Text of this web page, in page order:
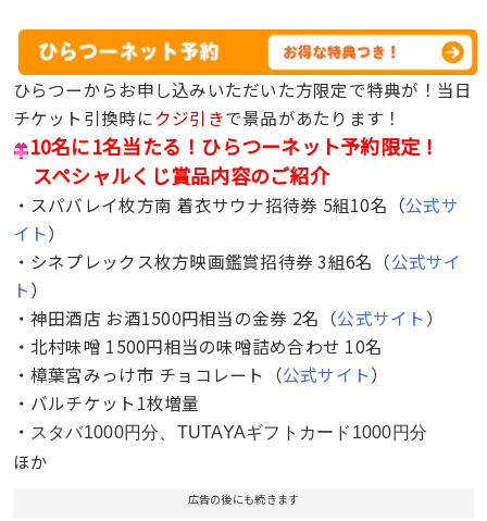
ひらつーからお申し込みいただいた方限定で特典が！当日
チケット引換時にクジ引きで景品があたります！
10名に1名当たる！ひらつーネット予約限定！
スペシャルくじ賞品内容のご紹介
・スパバレイ枚方南 着衣サウナ招待券 5組10名（公式サ
イト）
・シネプレックス枚方映画鑑賞招待券 3組6名（公式サイ
ト）
・神田酒店 お酒1500円相当の金券 2名（公式サイト ）
・北村味噌 1500円相当の味噌詰め合わせ 10名
・樟葉宮みっけ市 チョコレート（公式サイト）
・バルチケット1枚増量
・ スタバ1000円分、TUTAYAギフトカード1000円分
ほか
広告の後にも続きます